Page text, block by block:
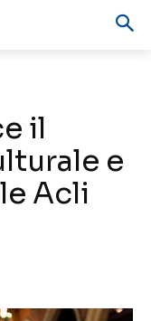
il
e
Acli